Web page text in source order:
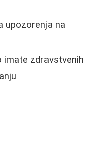
upozorenja na
imate zdravstvenih